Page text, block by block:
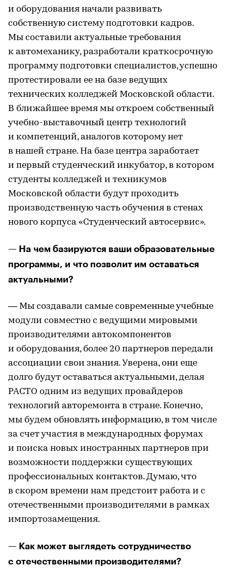
и оборудования начали развивать
собственную систему подготовки кадров.
Мы составили актуальные требования
к автомеханику, разработали краткосрочную
программу подготовки специалистов, успешно
протестировали ее на базе ведущих
технических колледжей Московской области.
В ближайшее время мы откроем собственный
учебно-выставочный центр технологий
и компетенций, аналогов которому нет
в нашей стране. На базе центра заработает
и первый студенческий инкубатор, в котором
студенты колледжей и техникумов
Московской области будут проходить
производственную часть обучения в стенах
нового корпуса «Студенческий автосервис».
— На чем базируются ваши образовательные
программы, и что позволит им оставаться
актуальными?
— Мы создавали самые современные учебные
модули совместно с ведущими мировыми
производителями автокомпонентов
и оборудования, более 20 партнеров передали
ассоциации свои знания. Уверена, они еще
долго будут оставаться актуальными, делая
РАСТО одним из ведущих провайдеров
технологий авторемонта в стране. Конечно,
мы будем обновлять информацию, в том числе
за счет участия в международных форумах
и поиска новых иностранных партнеров при
возможности поддержки существующих
профессиональных контактов. Думаю, что
в скором времени нам предстоит работа и с
отечественными производителями в рамках
импортозамещения.
— Как может выглядеть сотрудничество
с отечественными производителями?